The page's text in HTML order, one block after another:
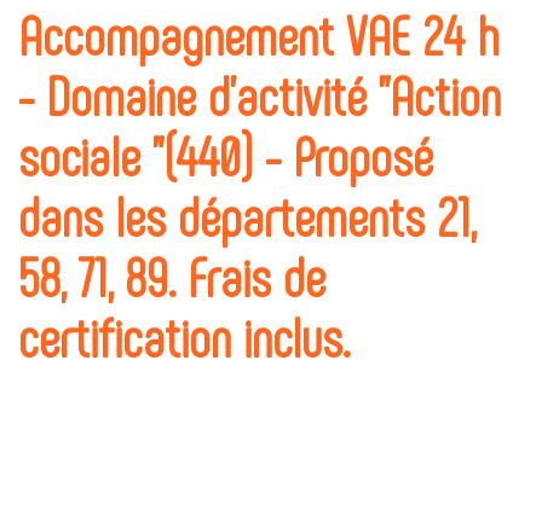
Accompagnement VAE 24 h
- Domaine d'activité "Action
sociale "(440) - Proposé
dans les départements 21,
58, 71, 89. Frais de
certification inclus.